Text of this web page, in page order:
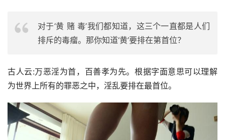
对于‘黄 赌 毒’我们都知道，这三个一直都是人们
排斥的毒瘤。那你知道‘黄’要排在第首位？
古人云:万恶淫为首，百善孝为先。根据字面意思可以理解
为世界上所有的罪恶之中，淫乱要排在最首位。